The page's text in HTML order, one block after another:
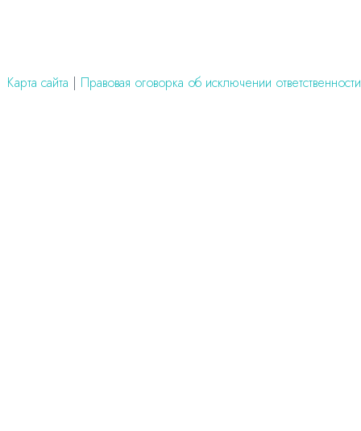
Карта сайта | Правовая оговорка об исключении ответственности